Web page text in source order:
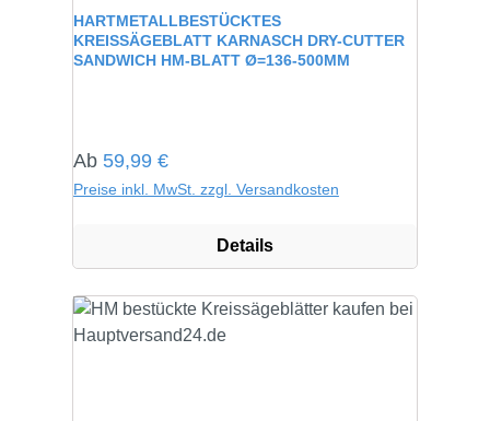
Durchschnittliche Bewertung von 0 von 5 Sternen
HARTMETALLBESTÜCKTES
KREISSÄGEBLATT KARNASCH DRY-CUTTER
SANDWICH HM-BLATT Ø=136-500MM
Regulärer Preis:
Ab 59,99 €
Preise inkl. MwSt. zzgl. Versandkosten
Details